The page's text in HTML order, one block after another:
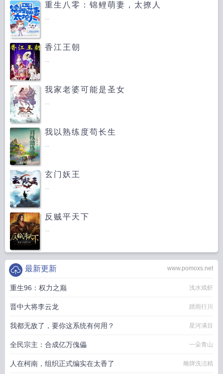
重生八零：锦鲤萌妻，太撩人
...
香江王朝
...
我家老婆可能是圣女
...
我以熟练度苟长生
...
玄门妖王
...
反贼平天下
...
www.pomoxs.net
最新更新
重生96：权力之巅 浅水戏虾
晋中大将李云龙 踏雨行川
我都无敌了，要你这系统有何用？ 星河满目
全民宗主：合成亿万傀儡 一朵青山
人在柯南，组织正式编实在太香了 雕牌洗洁精